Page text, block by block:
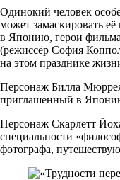
Одинокий человек
может замаскировать
в Японию, герои фильма
(режиссёр София
на этом празднике
Персонаж Билла
приглашенный в
Персонаж Скарлетт
специальности
фотографа,